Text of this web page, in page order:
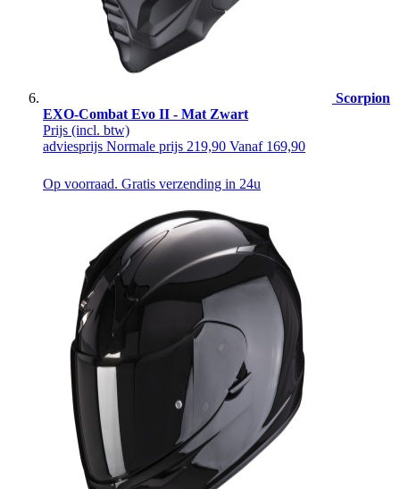
Scorpion
EXO-Combat Evo II - Mat Zwart
Prijs (incl. btw)
adviesprijs Normale prijs 219,90 Vanaf 169,90
Op voorraad. Gratis verzending in 24u